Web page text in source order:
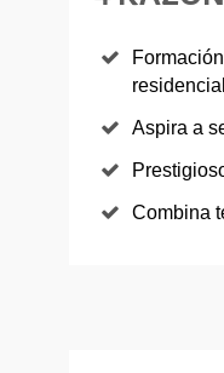
Aspira a
Combina